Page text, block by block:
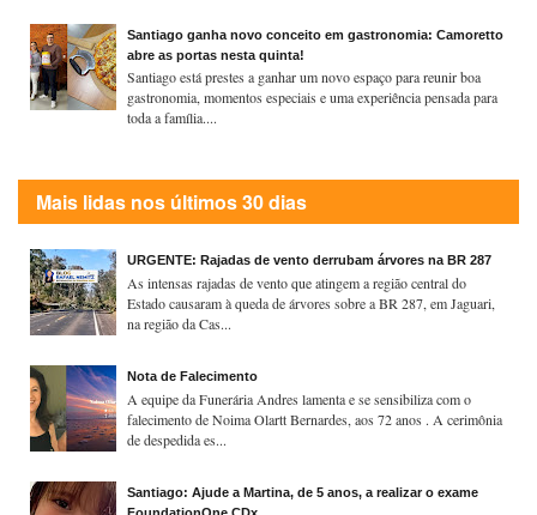
Santiago ganha novo conceito em gastronomia: Camoretto
abre as portas nesta quinta!
Santiago está prestes a ganhar um novo espaço para reunir boa
gastronomia, momentos especiais e uma experiência pensada para
toda a família....
Mais lidas nos últimos 30 dias
URGENTE: Rajadas de vento derrubam árvores na BR 287
As intensas rajadas de vento que atingem a região central do
Estado causaram à queda de árvores sobre a BR 287, em Jaguari,
na região da Cas...
Nota de Falecimento
A equipe da Funerária Andres lamenta e se sensibiliza com o
falecimento de Noima Olartt Bernardes, aos 72 anos . A cerimônia
de despedida es...
Santiago: Ajude a Martina, de 5 anos, a realizar o exame